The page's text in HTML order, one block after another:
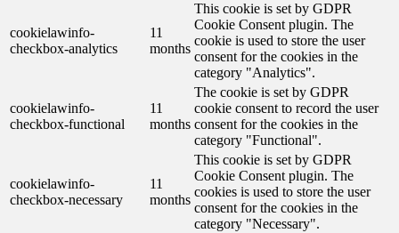
cookielawinfo-
checkbox-analytics
11
months
This cookie is set by GDPR
Cookie Consent plugin. The
cookie is used to store the user
consent for the cookies in the
category "Analytics".
cookielawinfo-
checkbox-functional
11
months
The cookie is set by GDPR
cookie consent to record the user
consent for the cookies in the
category "Functional".
cookielawinfo-
checkbox-necessary
11
months
This cookie is set by GDPR
Cookie Consent plugin. The
cookies is used to store the user
consent for the cookies in the
category "Necessary".